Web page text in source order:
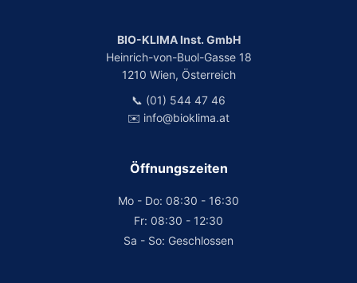
BIO-KLIMA Inst. GmbH
Heinrich-von-Buol-Gasse 18
1210 Wien, Österreich
📞 (01) 544 47 46
✉️ info@bioklima.at
Öffnungszeiten
Mo - Do: 08:30 - 16:30
Fr: 08:30 - 12:30
Sa - So: Geschlossen